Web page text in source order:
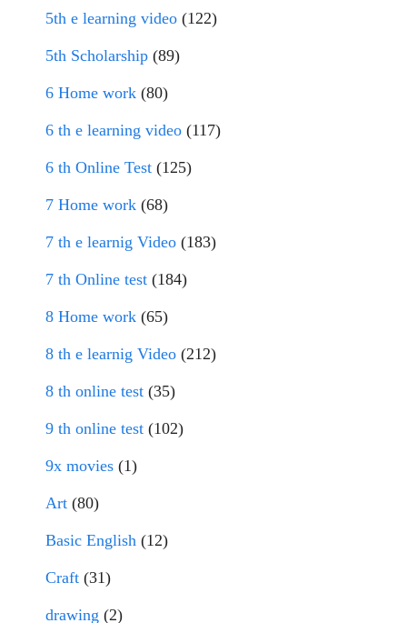
5th e learning video (122)
5th Scholarship (89)
6 Home work (80)
6 th e learning video (117)
6 th Online Test (125)
7 Home work (68)
7 th e learnig Video (183)
7 th Online test (184)
8 Home work (65)
8 th e learnig Video (212)
8 th online test (35)
9 th online test (102)
9x movies (1)
Art (80)
Basic English (12)
Craft (31)
drawing (2)